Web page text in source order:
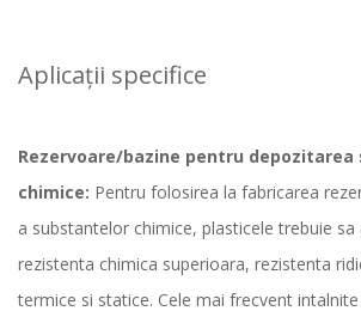
Aplicații specifice
Rezervoare/bazine pentru
chimice: Pentru folosirea la fabricarea
a substantelor chimice, plasticele trebuie sa
rezistenta chimica superioara, rezistenta
termice si statice. Cele mai frecvent